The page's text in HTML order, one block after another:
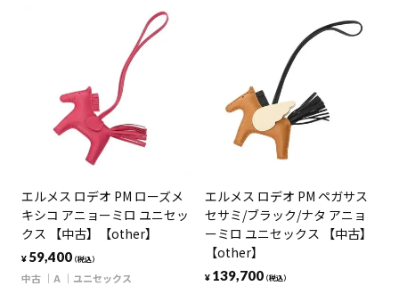
エルメス ロデオ PM ローズメ
キシコ アニョーミロ ユニセッ
クス 【中古】【other】
¥ 59,400（税込）
中古 A ユニセックス
エルメス ロデオ PM ペガサス
セサミ/ブラック/ナタ アニョ
ーミロ ユニセックス 【中古】
【other】
¥ 139,700（税込）